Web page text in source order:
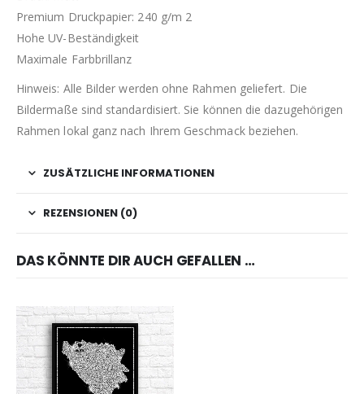
Premium Druckpapier: 240 g/m 2
Hohe UV-Beständigkeit
Maximale Farbbrillanz
Hinweis: Alle Bilder werden ohne Rahmen geliefert. Die
Bildermaße sind standardisiert. Sie können die dazugehörigen
Rahmen lokal ganz nach Ihrem Geschmack beziehen.
ZUSÄTZLICHE INFORMATIONEN
REZENSIONEN (0)
DAS KÖNNTE DIR AUCH GEFALLEN …